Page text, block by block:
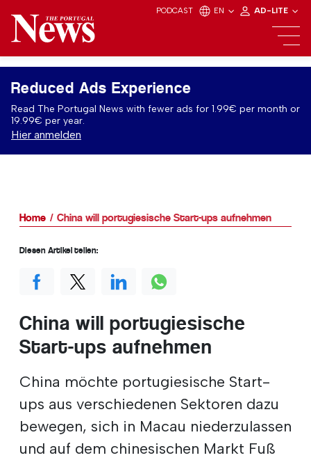
PODCAST EN AD-LITE
Reduced Ads Experience
Read The Portugal News with fewer ads for 1.99€ per month or
19.99€ per year.
Hier anmelden
Home China will portugiesische Start-ups aufnehmen
China will portugiesische
Start-ups aufnehmen
China möchte portugiesische Start-
ups aus verschiedenen Sektoren dazu
bewegen, sich in Macau niederzulassen
und auf dem chinesischen Markt Fuß
Diesen Artikel teilen: